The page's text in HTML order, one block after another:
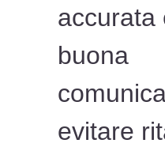
accurata
buona
evitare